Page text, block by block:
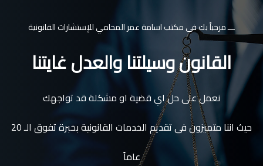
ـــ مرحباً بك فى مكتب اسامة عمر المحامي للإستشارات القانونية
القانون وسيلتنا والعدل غايتنا
نعمل على حل اي قضية او مشكلة قد تواجهك
حيث اننا متميزون فى تقديم الخدمات القانونية بخبرة تفوق الـ 20
عاماً